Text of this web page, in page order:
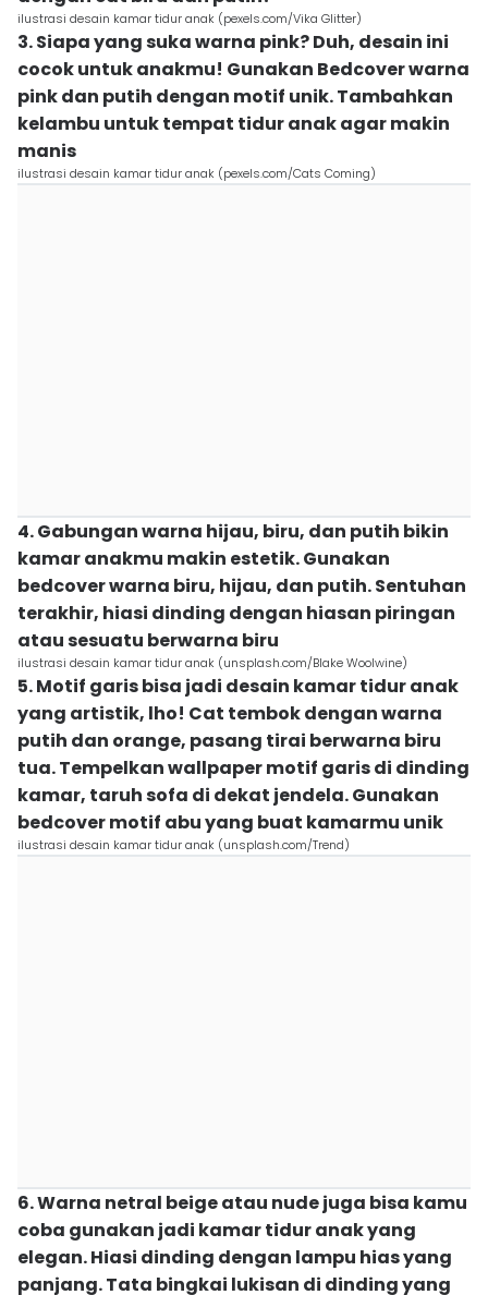
ilustrasi desain kamar tidur anak (pexels.com/Vika Glitter)
3. Siapa yang suka warna pink? Duh, desain ini
cocok untuk anakmu! Gunakan Bedcover warna
pink dan putih dengan motif unik. Tambahkan
kelambu untuk tempat tidur anak agar makin
manis
ilustrasi desain kamar tidur anak (pexels.com/Cats Coming)
4. Gabungan warna hijau, biru, dan putih bikin
kamar anakmu makin estetik. Gunakan
bedcover warna biru, hijau, dan putih. Sentuhan
terakhir, hiasi dinding dengan hiasan piringan
atau sesuatu berwarna biru
ilustrasi desain kamar tidur anak (unsplash.com/Blake Woolwine)
5. Motif garis bisa jadi desain kamar tidur anak
yang artistik, lho! Cat tembok dengan warna
putih dan orange, pasang tirai berwarna biru
tua. Tempelkan wallpaper motif garis di dinding
kamar, taruh sofa di dekat jendela. Gunakan
bedcover motif abu yang buat kamarmu unik
ilustrasi desain kamar tidur anak (unsplash.com/Trend)
6. Warna netral beige atau nude juga bisa kamu
coba gunakan jadi kamar tidur anak yang
elegan. Hiasi dinding dengan lampu hias yang
panjang. Tata bingkai lukisan di dinding yang